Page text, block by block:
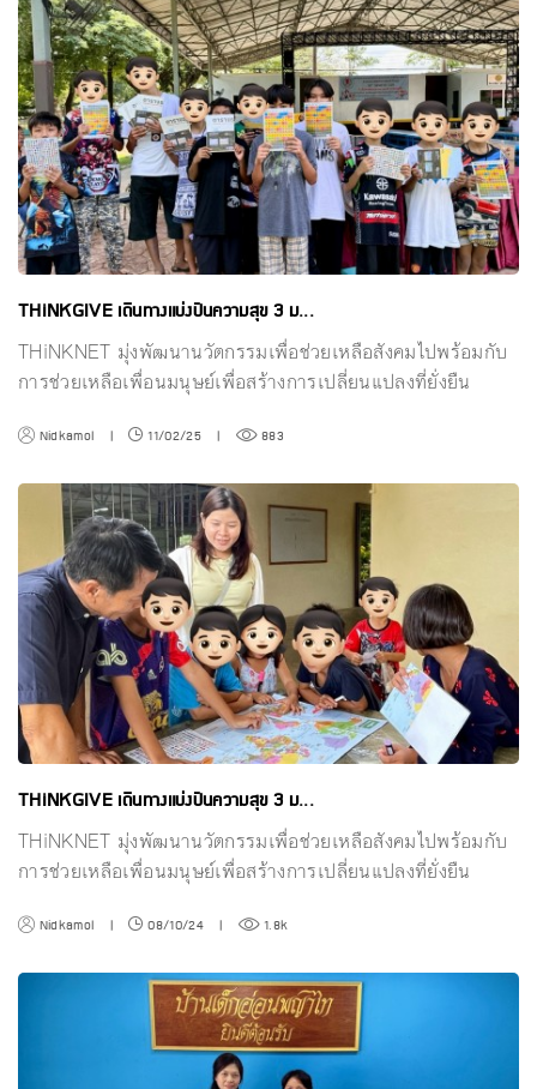
THiNKGIVE เดินทางแบ่งปันความสุข 3 ม...
THiNKNET มุ่งพัฒนานวัตกรรมเพื่อช่วยเหลือสังคมไปพร้อมกับ
การช่วยเหลือเพื่อนมนุษย์เพื่อสร้างการเปลี่ยนแปลงที่ยั่งยืน
Nidkamol | 11/02/25 | 883
THiNKGIVE เดินทางแบ่งปันความสุข 3 ม...
THiNKNET มุ่งพัฒนานวัตกรรมเพื่อช่วยเหลือสังคมไปพร้อมกับ
การช่วยเหลือเพื่อนมนุษย์เพื่อสร้างการเปลี่ยนแปลงที่ยั่งยืน
Nidkamol | 08/10/24 | 1.8k